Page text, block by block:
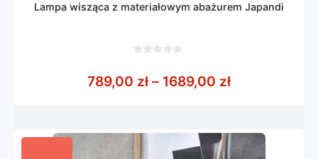
Lampa wisząca z materiałowym abażurem Japandi
5
789,00 zł – 1689,00 złZakres cen: